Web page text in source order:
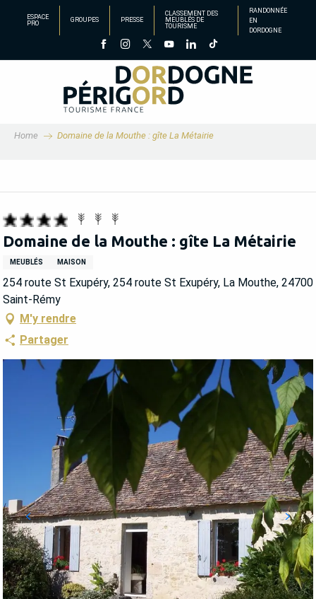
principal
ESPACE
PRO
GROUPES PRESSE
CLASSEMENT DES
MEUBLÉS DE
TOURISME
RANDONNÉE
EN
DORDOGNE
Home Domaine de la Mouthe : gîte La Métairie
Domaine de la Mouthe : gîte La Métairie
MEUBLÉS MAISON
254 route St Exupéry, 254 route St Exupéry, La Mouthe, 24700
Saint-Rémy
M'y rendre
Partager